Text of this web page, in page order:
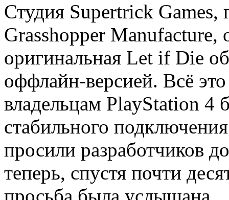
Студия Supertrick
Grasshopper Manufacture,
оригинальная Let if Die
оффлайн-версией. Всё
владельцам PlayStation 4
стабильного
просили разработчиков
теперь, спустя почти